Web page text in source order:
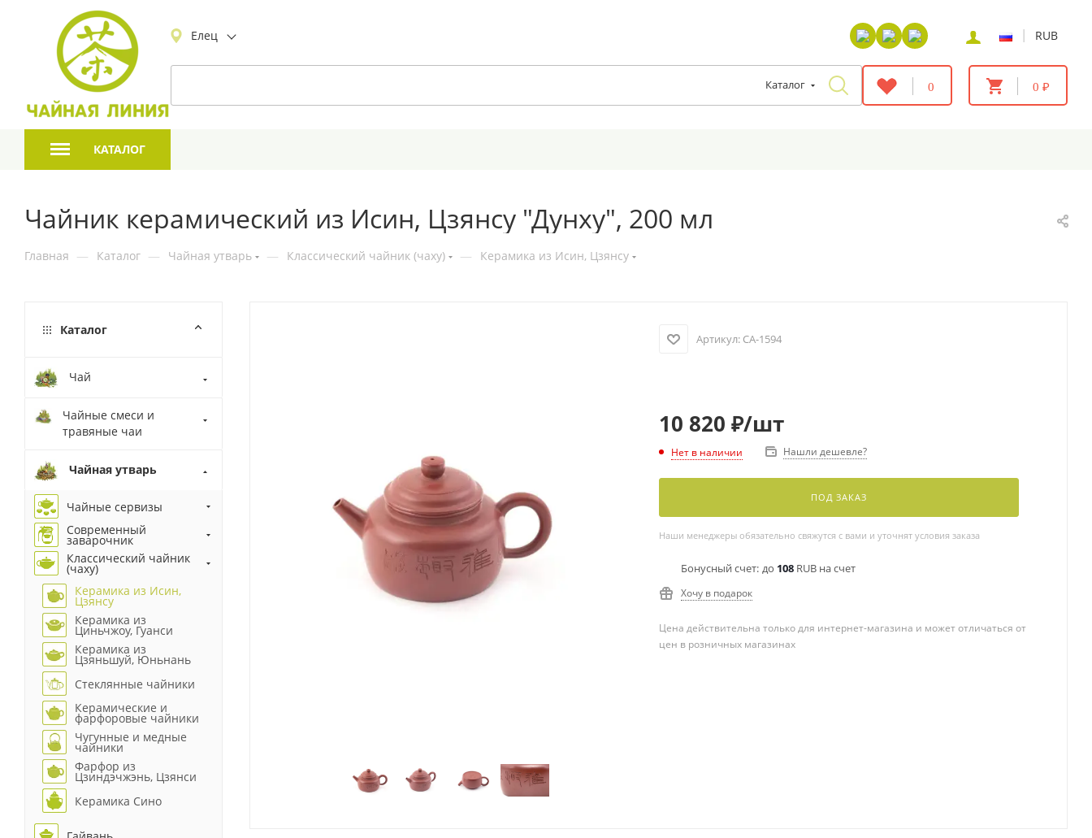
Елец | RUB
Каталог 0 0 ₽
КАТАЛОГ
Чайник керамический из Исин, Цзянсу "Дунху", 200 мл
Главная — Каталог — Чайная утварь — Классический чайник (чаху) — Керамика из Исин, Цзянсу
Артикул: CA-1594
10 820 ₽/шт
Нет в наличии Нашли дешевле?
ПОД ЗАКАЗ
Наши менеджеры обязательно свяжутся с вами и уточнят условия заказа
Бонусный счет: до 108RUB на счет
Хочу в подарок
Цена действительна только для интернет-магазина и может отличаться от
цен в розничных магазинах
Каталог
Чай
Чайные смеси и
травяные чаи
Чайная утварь
Чайные сервизы
Современный
заварочник
Классический чайник
(чаху)
Керамика из Исин,
Цзянсу
Керамика из
Циньчжоу, Гуанси
Керамика из
Цзяньшуй, Юньнань
Стеклянные чайники
Керамические и
фарфоровые чайники
Чугунные и медные
чайники
Фарфор из
Цзиндэчжэнь, Цзянси
Керамика Сино